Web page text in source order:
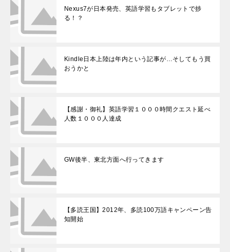
Nexus7が日本発売、英語学習もタブレットで捗
る！？
Kindle日本上陸は年内という記事が…そしてもう買
おうかと
【感謝・御礼】英語学習１０００時間クエスト延べ
人数１０００人達成
GW後半、東北方面へ行ってきます
【多読王国】2012年、多読100万語キャンペーン告
知開始